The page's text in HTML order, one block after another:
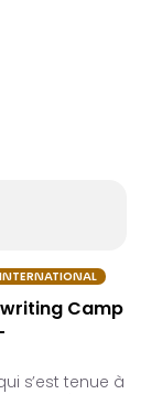
INTERNATIONAL
Camp
s’est tenue à